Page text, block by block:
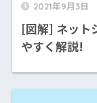
2021年9月3日
[図解] ネット
やすく解説!